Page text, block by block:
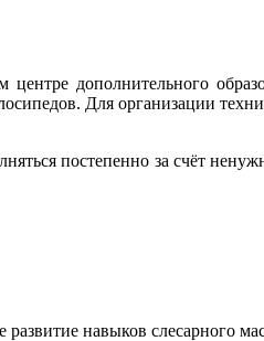
центре дополнительного
Для организации
постепенно за счёт
навыков слесарного